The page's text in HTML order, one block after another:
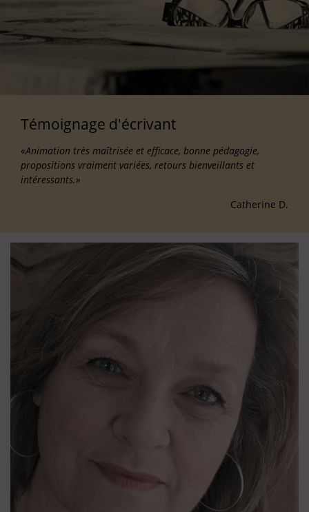
Témoignage d'écrivant
«Animation très maîtrisée et efficace, bonne pédagogie,
propositions vraiment variées, retours bienveillants et
intéressants.»
Catherine D.